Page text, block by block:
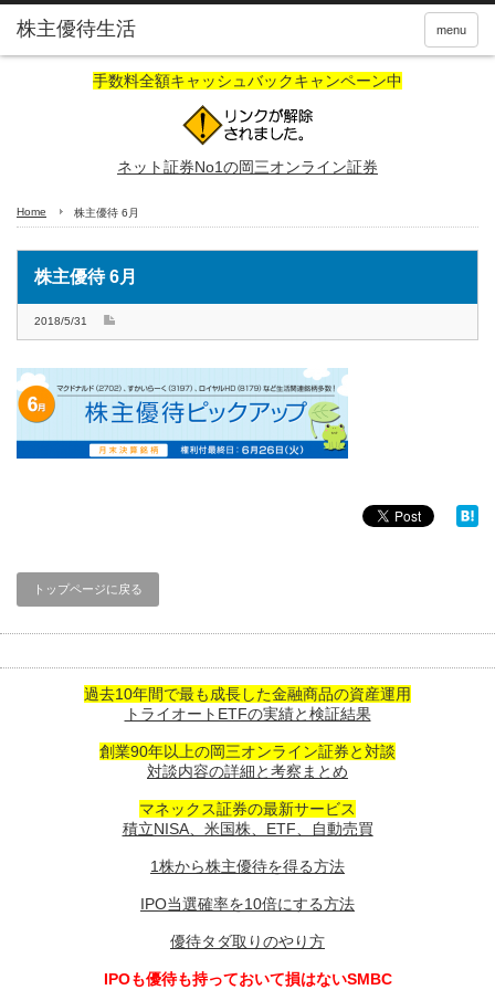
株主優待生活 menu
手数料全額キャッシュバックキャンペーン中
ネット証券No1の岡三オンライン証券
Home 株主優待 6月
株主優待 6月
2018/5/31
トップページに戻る
過去10年間で最も成長した金融商品の資産運用
トライオートETFの実績と検証結果
創業90年以上の岡三オンライン証券と対談
対談内容の詳細と考察まとめ
マネックス証券の最新サービス
積立NISA、米国株、ETF、自動売買
1株から株主優待を得る方法
IPO当選確率を10倍にする方法
優待タダ取りのやり方
IPOも優待も持っておいて損はないSMBC